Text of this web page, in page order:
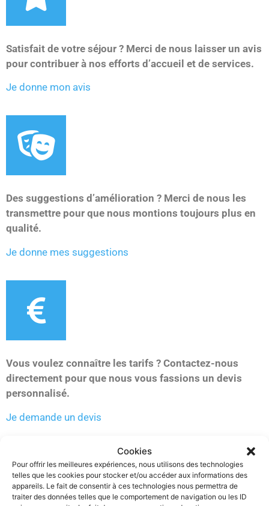
Cookies
Pour offrir les meilleures expériences, nous utilisons des technologies
telles que les cookies pour stocker et/ou accéder aux informations des
appareils. Le fait de consentir à ces technologies nous permettra de
traiter des données telles que le comportement de navigation ou les ID
Satisfait de votre séjour ? Merci de nous laisser un avis
pour contribuer à nos efforts d’accueil et de services.
Je donne mon avis
Des suggestions d’amélioration ? Merci de nous les
transmettre pour que nous montions toujours plus en
qualité.
Je donne mes suggestions
Vous voulez connaître les tarifs ? Contactez-nous
directement pour que nous vous fassions un devis
personnalisé.
Je demande un devis
Cure thermale à 700 mètres à